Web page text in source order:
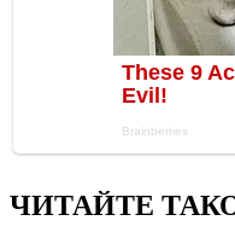
ЧИТАЙТЕ